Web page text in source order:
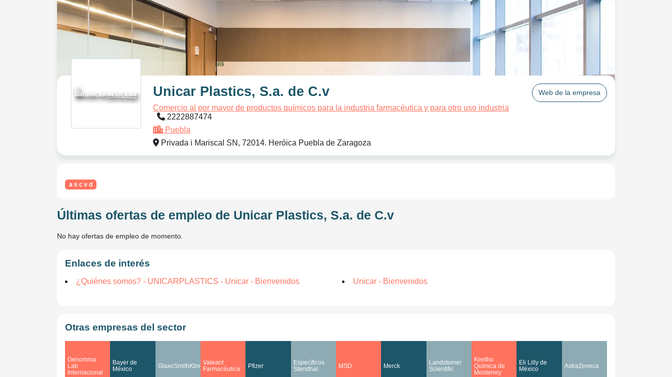
Unicar Plastics, S.a. de C.v
Comercio al por mayor de productos químicos para la industria farmacéutica y para otro uso industria
2222887474
Puebla
Privada i Mariscal SN, 72014. Heróica Puebla de Zaragoza
Web de la empresa
a s c v d
Últimas ofertas de empleo de Unicar Plastics, S.a. de C.v
No hay ofertas de empleo de momento.
Enlaces de interés
¿Quiénes somos? - UNICARPLASTICS - Unicar - Bienvenidos Unicar - Bienvenidos
Otras empresas del sector
Genomma
Lab
Internacional
Bayer de
México
GlaxoSmithKline Valeant
Farmacéutica
Pfizer
Específicos
Stendhal
MSD Merck
Landsteiner
Scientific
Kentho
Química de
Monterrey
Eli Lilly de
México
AstraZeneca